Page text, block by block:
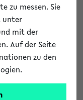
Weise können
privaten und
der
zu messen. Sie
unter
mit der
Auf der Seite
zu den